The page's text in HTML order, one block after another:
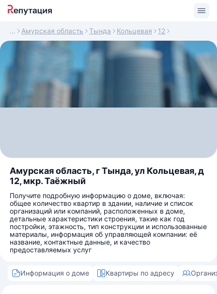
Амурская область Тында Кольцевая 12
Амурская область, г Тында, ул Кольцевая, д
12, мкр. Таёжный
Получите подробную информацию о доме, включая:
общее количество квартир в здании, наличие и список
организаций или компаний, расположенных в доме,
детальные характеристики строения, такие как год
постройки, этажность, тип конструкции и использованные
материалы, информация об управляющей компании: её
название, контактные данные, и качество
предоставляемых услуг
Информация о доме Квартиры по адресу